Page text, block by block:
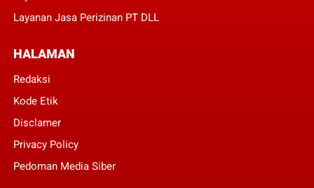
Layanan Jasa Perizinan PT DLL
HALAMAN
Redaksi
Kode Etik
Disclamer
Privacy Policy
Pedoman Media Siber